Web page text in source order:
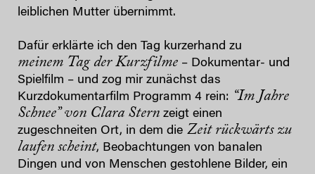
leiblichen Mutter übernimmt.
Dafür erklärte ich den Tag kurzerhand zu
meinem Tag der Kurzfilme – Dokumentar- und
Spielfilm – und zog mir zunächst das
Kurzdokumentarfilm Programm 4 rein: “Im Jahre
Schnee” von Clara Stern zeigt einen
zugeschneiten Ort, in dem die Zeit rückwärts zu
laufen scheint, Beobachtungen von banalen
Dingen und von Menschen gestohlene Bilder, ein